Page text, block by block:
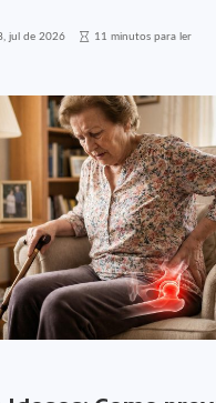
jul de 2026 11 minutos para ler